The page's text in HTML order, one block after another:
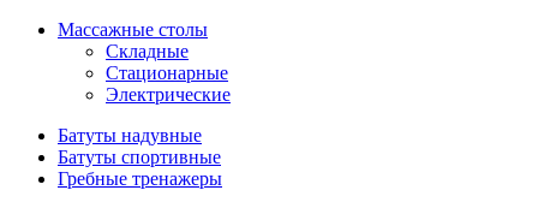
Массажные столы
Складные
Стационарные
Электрические
Батуты надувные
Батуты спортивные
Гребные тренажеры